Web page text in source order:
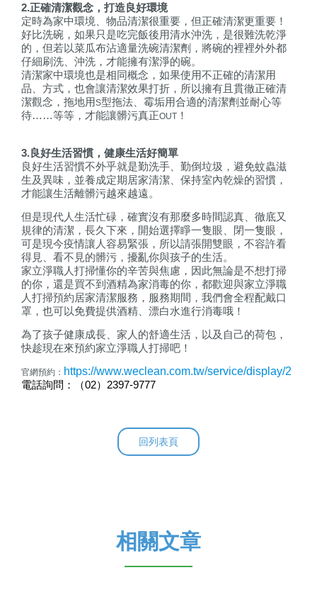
2.正確清潔觀念，打造良好環境
定時為家中環境、物品清潔很重要，但正確清潔更重要！
好比洗碗，如果只是吃完飯後用清水沖洗，是很難洗乾淨
的，但若以菜瓜布沾適量洗碗清潔劑，將碗的裡裡外外都
仔細刷洗、沖洗，才能擁有潔淨的碗。
清潔家中環境也是相同概念，如果使用不正確的清潔用
品、方式，也會讓清潔效果打折，所以擁有且貫徹正確清
潔觀念，拖地用S型拖法、霉垢用合適的清潔劑並耐心等
待……等等，才能讓髒污真正OUT ！
3.良好生活習慣，健康生活好簡單
良好生活習慣不外乎就是勤洗手、勤倒垃圾，避免蚊蟲滋
生及異味，並養成定期居家清潔、保持室內乾燥的習慣，
才能讓生活離髒污越來越遠。
但是現代人生活忙碌，確實沒有那麼多時間認真、徹底又
規律的清潔，長久下來，開始選擇睜一隻眼、閉一隻眼，
可是現今疫情讓人容易緊張，所以請張開雙眼，不容許看
得見、看不見的髒污，擾亂你與孩子的生活。
家立淨職人打掃懂你的辛苦與焦慮，因此無論是不想打掃
的你，還是買不到酒精為家消毒的你，都歡迎與家立淨職
人打掃預約居家清潔服務，服務期間，我們會全程配戴口
罩，也可以免費提供酒精、漂白水進行消毒哦！
為了孩子健康成長、家人的舒適生活，以及自己的荷包，
快趁現在來預約家立淨職人打掃吧！
官網預約： https://www.weclean.com.tw/service/display/2
電話詢問 ： （02） 2397-9777
回列表頁
相關文章